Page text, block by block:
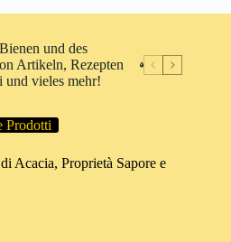
und des
Artikeln, Rezepten
und vieles mehr!
Prodotti
Acacia, Proprietà Sapore e